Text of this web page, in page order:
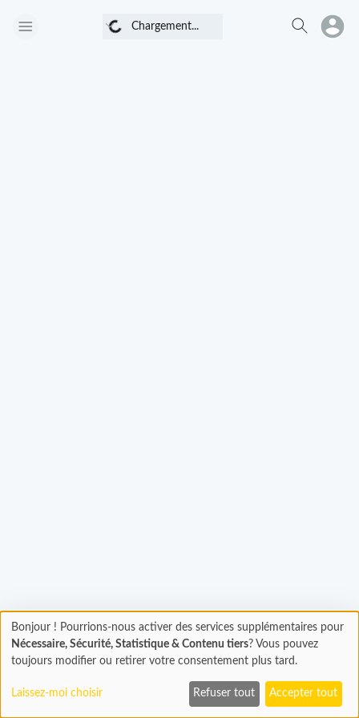
Chargement...
Chargement...
Chargement...Chargement
En cours...
Bonjour ! Pourrions-nous activer des services supplémentaires pour
Nécessaire, Sécurité, Statistique & Contenu tiers? Vous pouvez
toujours modifier ou retirer votre consentement plus tard.
Laissez-moi choisir Refuser tout Accepter tout